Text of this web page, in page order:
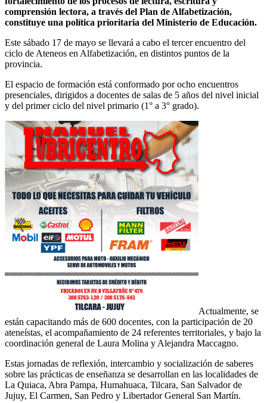
comprensión lectora, a través del Plan de Alfabetización,
constituye una política prioritaria del Ministerio de Educación.
Este sábado 17 de mayo se llevará a cabo el tercer encuentro del
ciclo de Ateneos en Alfabetización, en distintos puntos de la
provincia.
El espacio de formación está conformado por ocho encuentros
presenciales, dirigidos a docentes de salas de 5 años del nivel inicial
y del primer ciclo del nivel primario (1° a 3° grado).
Actualmente, se
están capacitando más de 600 docentes, con la participación de 20
ateneístas, el acompañamiento de 24 referentes territoriales, y bajo la
coordinación general de Laura Molina y Alejandra Maccagno.
Estas jornadas de reflexión, intercambio y socialización de saberes
sobre las prácticas de enseñanza se desarrollan en las localidades de
La Quiaca, Abra Pampa, Humahuaca, Tilcara, San Salvador de
Jujuy, El Carmen, San Pedro y Libertador General San Martín.